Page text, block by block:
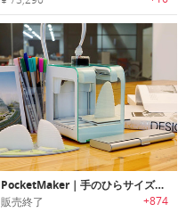
PocketMaker｜手のひらサイズのポータブル3Dプリンター「ポケットメーカー」
販売終了 +874